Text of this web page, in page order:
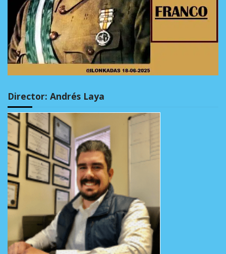
Director: Andrés Laya